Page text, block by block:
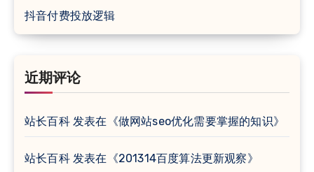
抖音付费投放逻辑
近期评论
站长百科发表在《做网站seo优化需要掌握的知识》
站长百科发表在《201314百度算法更新观察》